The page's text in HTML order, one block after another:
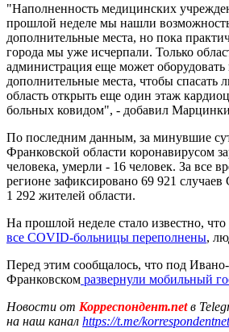
"Наполненность медицинских
прошлой неделе мы нашли
дополнительные места, но пока
города мы уже исчерпали. Только
администрация еще может оборудовать
дополнительные места, чтобы спасать
область открыть еще один этаж
больных ковидом", - добавил
По последним данным, за минувшие
Франковской области коронавирусом
человека, умерли - 16 человек. За все
регионе зафиксировано 69 921 случаев
1 292 жителей области.
На прошлой неделе стало известно, что
все COVID-больницы переполнены,
Перед этим сообщалось, что под Ивано-
Франковском развернули мобильный
Новости от Корреспондент.netв
на наш канал https://t.me/korrespondentnet